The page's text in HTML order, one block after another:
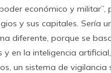
económico y militar”,
y sus capitales. Sería
diferente, porque se
y en la inteligencia
un sistema de vigilancia